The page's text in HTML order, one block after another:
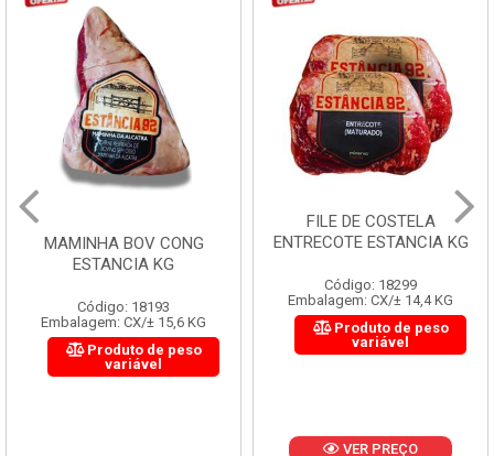
MAMINHA BOV CONG
ESTANCIA KG
Código: 18193
Embalagem: CX/± 15,6 KG
Produto de peso
variável
FILE DE COSTELA
ENTRECOTE ESTANCIA KG
Código: 18299
Embalagem: CX/± 14,4 KG
Produto de peso
variável
VER PREÇO